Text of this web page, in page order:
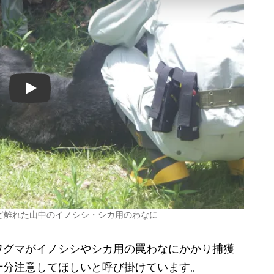
Play
れた山中のイノシシ・シカ用のわなに
マがイノシシやシカ用の罠わなにかかり捕獲
注意してほしいと呼び掛けています。